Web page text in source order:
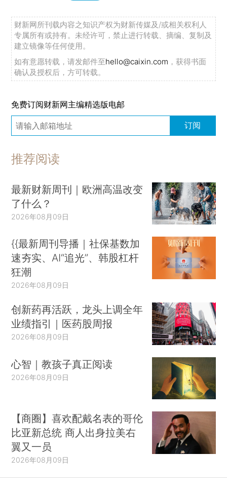
财新网所刊载内容之知识产权为财新传媒及/或相关权利人
专属所有或持有。未经许可，禁止进行转载、摘编、复制及
建立镜像等任何使用。
如有意愿转载，请发邮件至hello@caixin.com ，获得书面
确认及授权后，方可转载。
免费订阅财新网主编精选版电邮
订阅
推荐阅读
最新财新周刊｜欧洲高温改变
了什么？
2026年08月09日
{{最新周刊导播｜社保基数加
速夯实、AI“追光”、韩股杠杆
狂潮
2026年08月09日
创新药再活跃，龙头上调全年
业绩指引｜医药股周报
2026年08月09日
心智｜教孩子真正阅读
2026年08月09日
【商圈】喜欢配戴名表的哥伦
比亚新总统 商人出身拉美右
翼又一员
2026年08月09日